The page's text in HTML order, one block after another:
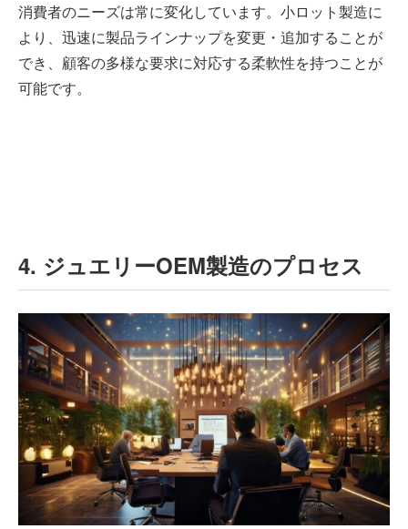
消費者のニーズは常に変化しています。小ロット製造に
より、迅速に製品ラインナップを変更・追加することが
でき、顧客の多様な要求に対応する柔軟性を持つことが
可能です。
4. ジュエリーOEM製造のプロセス